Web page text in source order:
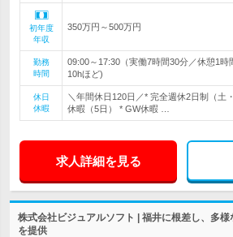
初年度
年収
350万円～500万円
勤務
時間
09:00～17:30（実働7時間30分／休憩1時
10hほど)
休日
休暇
＼年間休日120日／* 完全週休2日制（土
休暇（5日） * GW休暇 …
求人詳細を見る
株式会社ビジュアルソフト | 福井に根差し、多
を提供